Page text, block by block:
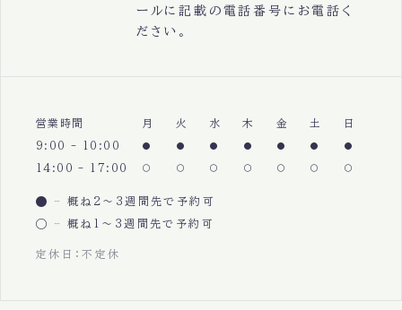
ールに記載の電話番号にお電話く
ださい。
営業時間 月 火 水 木 金 土 日
9:00 - 10:00
14:00 - 17:00
概ね2〜3週間先で予約可
概ね1〜3週間先で予約可
定休日：不定休